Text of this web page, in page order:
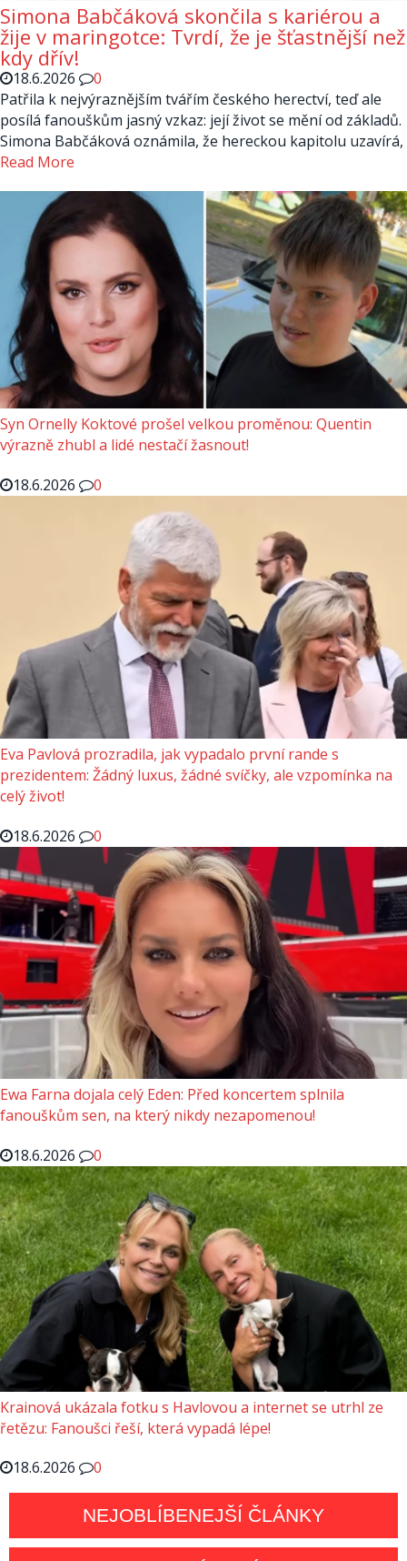
Simona Babčáková skončila s kariérou a
žije v maringotce: Tvrdí, že je šťastnější než
kdy dřív!
18.6.2026
0
Patřila k nejvýraznějším tvářím českého herectví, teď ale
posílá fanouškům jasný vzkaz: její život se mění od základů.
Simona Babčáková oznámila, že hereckou kapitolu uzavírá,
Read More
Syn Ornelly Koktové prošel velkou proměnou: Quentin
výrazně zhubl a lidé nestačí žasnout!
18.6.2026
0
Eva Pavlová prozradila, jak vypadalo první rande s
prezidentem: Žádný luxus, žádné svíčky, ale vzpomínka na
celý život!
18.6.2026
0
Ewa Farna dojala celý Eden: Před koncertem splnila
fanouškům sen, na který nikdy nezapomenou!
18.6.2026
0
Krainová ukázala fotku s Havlovou a internet se utrhl ze
řetězu: Fanoušci řeší, která vypadá lépe!
18.6.2026
0
NEJOBLÍBENEJŠÍ ČLÁNKY